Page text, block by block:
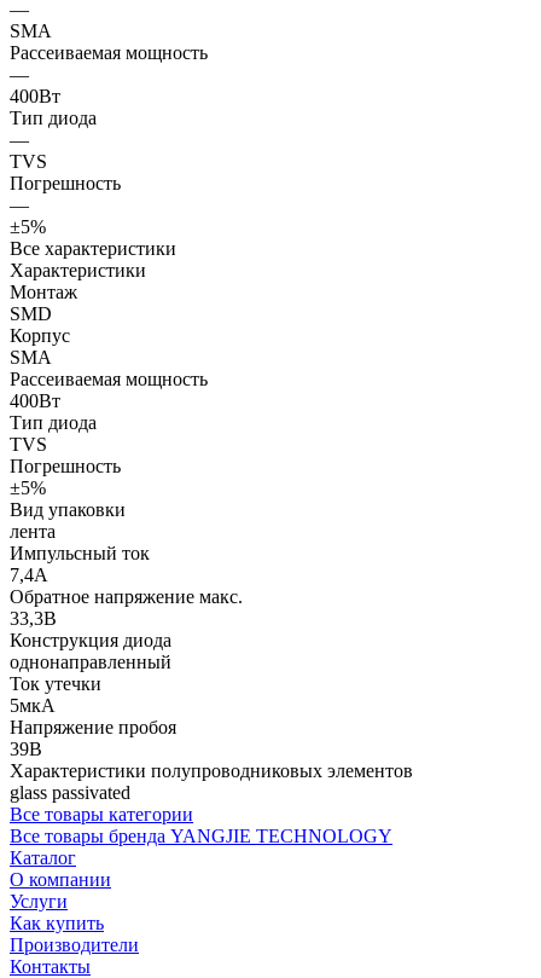
—
SMA
Рассеиваемая мощность
—
400Вт
Тип диода
—
TVS
Погрешность
—
±5%
Все характеристики
Характеристики
Монтаж
SMD
Корпус
SMA
Рассеиваемая мощность
400Вт
Тип диода
TVS
Погрешность
±5%
Вид упаковки
лента
Импульсный ток
7,4А
Обратное напряжение макс.
33,3В
Конструкция диода
однонаправленный
Ток утечки
5мкА
Напряжение пробоя
39В
Характеристики полупроводниковых элементов
glass passivated
Все товары категории
Все товары бренда YANGJIE TECHNOLOGY
Каталог
О компании
Услуги
Как купить
Производители
Контакты